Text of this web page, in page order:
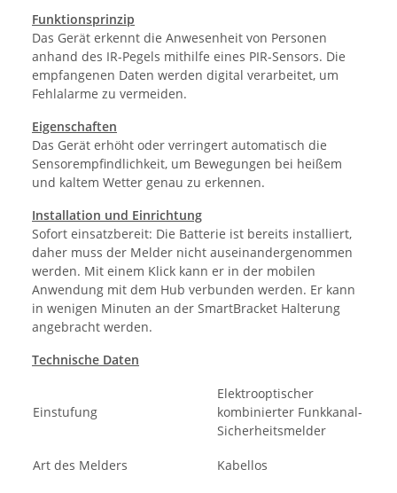
Funktionsprinzip
Das Gerät erkennt die Anwesenheit von Personen
anhand des IR-Pegels mithilfe eines PIR-Sensors. Die
empfangenen Daten werden digital verarbeitet, um
Fehlalarme zu vermeiden.
Eigenschaften
Das Gerät erhöht oder verringert automatisch die
Sensorempfindlichkeit, um Bewegungen bei heißem
und kaltem Wetter genau zu erkennen.
Installation und Einrichtung
Sofort einsatzbereit: Die Batterie ist bereits installiert,
daher muss der Melder nicht auseinandergenommen
werden. Mit einem Klick kann er in der mobilen
Anwendung mit dem Hub verbunden werden. Er kann
in wenigen Minuten an der SmartBracket Halterung
angebracht werden.
Technische Daten
Einstufung
Elektrooptischer
kombinierter Funkkanal-
Sicherheitsmelder
Art des Melders Kabellos